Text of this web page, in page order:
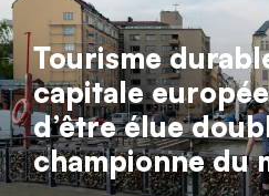
Tourisme
capitale
d’être élue
championne du